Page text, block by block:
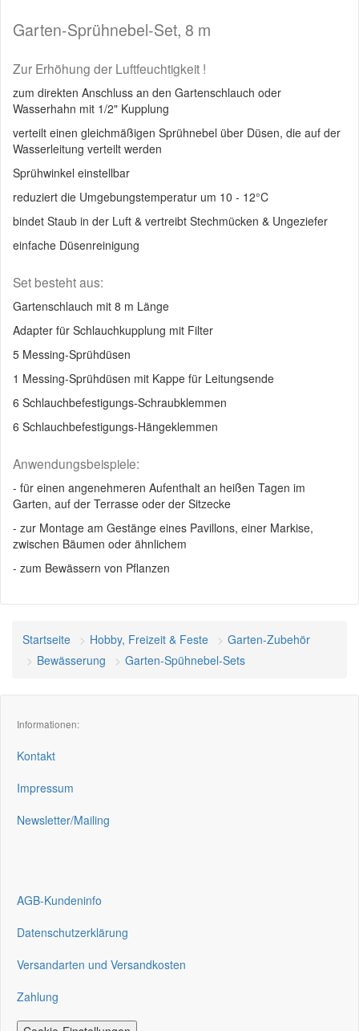
Garten-Sprühnebel-Set, 8 m
Zur Erhöhung der Luftfeuchtigkeit !
zum direkten Anschluss an den Gartenschlauch oder
Wasserhahn mit 1/2" Kupplung
verteilt einen gleichmäßigen Sprühnebel über Düsen, die auf der
Wasserleitung verteilt werden
Sprühwinkel einstellbar
reduziert die Umgebungstemperatur um 10 - 12°C
bindet Staub in der Luft & vertreibt Stechmücken & Ungeziefer
einfache Düsenreinigung
Set besteht aus:
Gartenschlauch mit 8 m Länge
Adapter für Schlauchkupplung mit Filter
5 Messing-Sprühdüsen
1 Messing-Sprühdüsen mit Kappe für Leitungsende
6 Schlauchbefestigungs-Schraubklemmen
6 Schlauchbefestigungs-Hängeklemmen
Anwendungsbeispiele:
- für einen angenehmeren Aufenthalt an heißen Tagen im
Garten, auf der Terrasse oder der Sitzecke
- zur Montage am Gestänge eines Pavillons, einer Markise,
zwischen Bäumen oder ähnlichem
- zum Bewässern von Pflanzen
Startseite Hobby, Freizeit & Feste
Garten-Zubehör
Bewässerung
Garten-Spühnebel-Sets
Informationen:
Kontakt
Impressum
Newsletter/Mailing
AGB-Kundeninfo
Datenschutzerklärung
Versandarten und Versandkosten
Zahlung